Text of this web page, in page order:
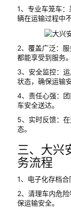
1、专业车笼车
辆在运输过程中
2、覆盖广泛：
都能享受到服务。
3、安全监控：
状态，确保运输安
4、责任心强：
车安全送达。
5、实时反馈：
态。
三、大兴
务流程
1、电子化存档合
2、清理车内危
保运输安全。